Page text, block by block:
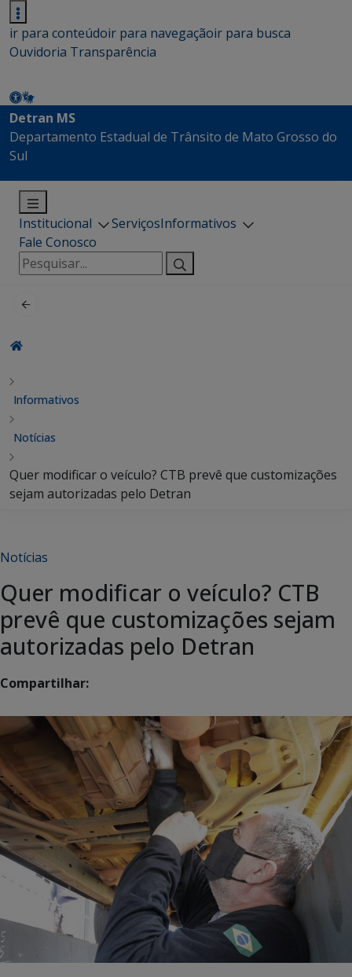
ir para conteúdoir para navegaçãoir para busca
Ouvidoria Transparência
Detran MS
Departamento Estadual de Trânsito de Mato Grosso do
Sul
Institucional ServiçosInformativos
Fale Conosco
Pesquisar
por:
Informativos
Notícias
Quer modificar o veículo? CTB prevê que customizações
sejam autorizadas pelo Detran
Notícias
Quer modificar o veículo? CTB
prevê que customizações sejam
autorizadas pelo Detran
Compartilhar: